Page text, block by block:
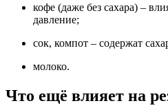
кофе (даже без сахара) –
давление;
сок, компот – содержат
молоко.
Что ещё влияет на